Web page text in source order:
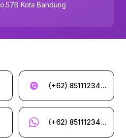
Kota Bandung
(+62) 85111234962
(+62) 85111234962